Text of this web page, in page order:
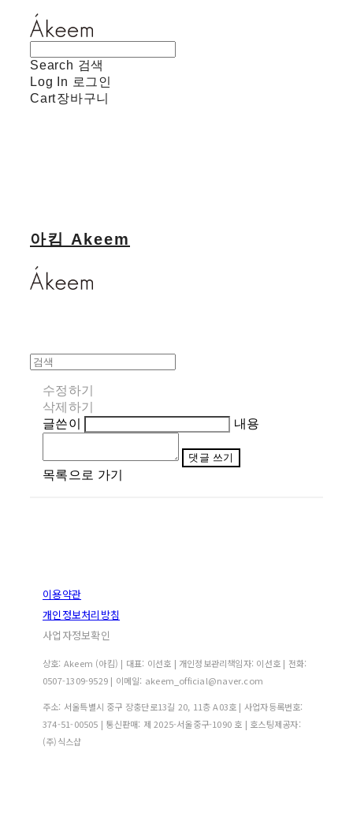
Search 검색
Log In 로그인
Cart장바구니
아킴 Akeem
수정하기
삭제하기
글쓴이
내용
댓글 쓰기
목록으로 가기
이용약관
개인정보처리방침
사업자정보확인
상호: Akeem (아킴) | 대표: 이선호 | 개인정보관리책임자: 이선호 | 전화:
0507-1309-9529 | 이메일: akeem_official@naver.com
주소: 서울특별시 중구 장충단로13길 20, 11층 A03호 | 사업자등록번호:
374-51-00505 | 통신판매: 제 2025-서울중구-1090 호 | 호스팅제공자:
(주)식스샵